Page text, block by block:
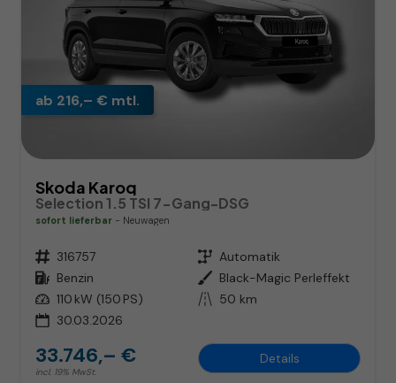
ab 216,– € mtl.
Skoda Karoq
Selection 1.5 TSI 7-Gang-DSG
sofort lieferbar Neuwagen
Fahrzeugnr. 316757 Getriebe Automatik
Kraftstoff Benzin Außenfarbe Black-Magic Perleffekt
Leistung 110 kW (150 PS) Kilometerstand 50 km
30.03.2026
33.746,– €
incl. 19% MwSt.
Details